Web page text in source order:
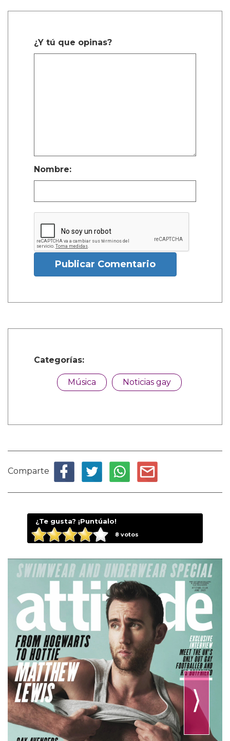
¿Y tú que opinas?
Nombre:
Publicar Comentario
Categorías:
Música Noticias gay
Comparte
¿Te gusta? ¡Puntúalo!
8 votos
⟩